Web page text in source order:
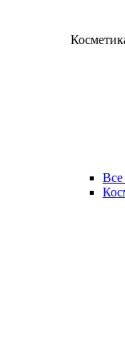
Все